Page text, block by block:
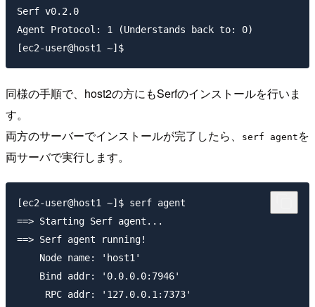
Serf v0.2.0
Agent Protocol: 1 (Understands back to: 0)
同様の手順で、host2の方にもSerfのインストールを行いま
す。
両方のサーバーでインストールが完了したら、
serf agent を
両サーバで実行します。
[ec2-user@host1 ~]$ serf agent
==> Starting Serf agent...
==> Serf agent running!
    Node name: 'host1'
    Bind addr: '0.0.0.0:7946'
     RPC addr: '127.0.0.1:7373'